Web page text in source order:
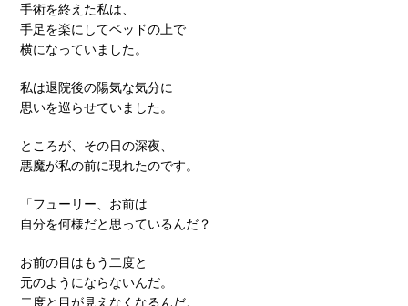
手術を終えた私は、
手足を楽にしてベッドの上で
横になっていました。
私は退院後の陽気な気分に
思いを巡らせていました。
ところが、その日の深夜、
悪魔が私の前に現れたのです。
「フューリー、お前は
自分を何様だと思っているんだ？
お前の目はもう二度と
元のようにならないんだ。
二度と目が見えなくなるんだ。